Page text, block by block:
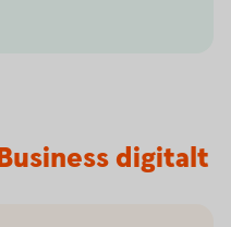
digitalt